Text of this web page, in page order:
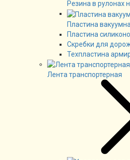
Резина в рулонах
Пластина
Пластина
Скребки для
Техпластина
Лента транспортерная